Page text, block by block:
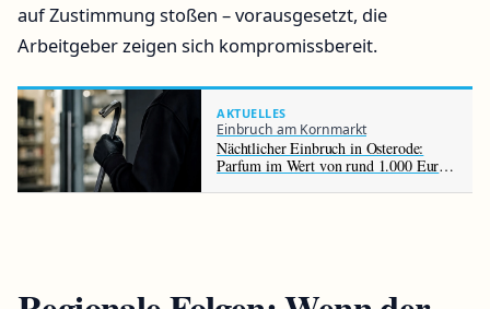
auf Zustimmung stoßen – vorausgesetzt, die
Arbeitgeber zeigen sich kompromissbereit.
AKTUELLES
Einbruch am Kornmarkt
Nächtlicher Einbruch in Osterode:
Parfum im Wert von rund 1.000 Euro